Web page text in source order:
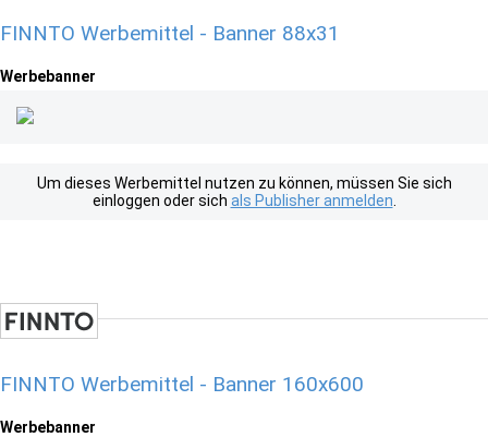
FINNTO Werbemittel - Banner 88x31
Werbebanner
Um dieses Werbemittel nutzen zu können, müssen Sie sich
einloggen oder sich als Publisher anmelden
FINNTO Werbemittel - Banner 160x600
Werbebanner